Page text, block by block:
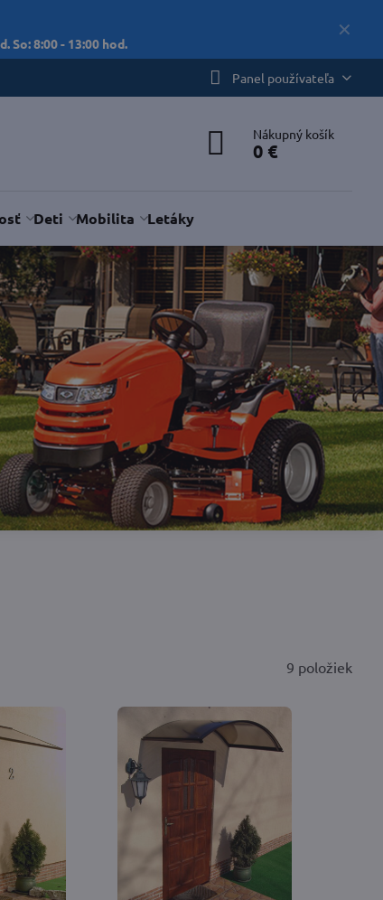
✕
So: 8:00 - 13:00 hod.
Panel používateľa
Nákupný košík
0 €
Deti Mobilita Letáky
9 položiek